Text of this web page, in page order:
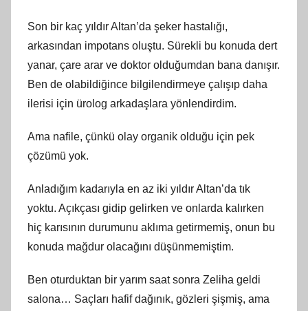
Son bir kaç yıldır Altan’da şeker hastalığı,
arkasından impotans oluştu. Sürekli bu konuda dert
yanar, çare arar ve doktor olduğumdan bana danışır.
Ben de olabildiğince bilgilendirmeye çalışıp daha
ilerisi için ürolog arkadaşlara yönlendirdim.
Ama nafile, çünkü olay organik olduğu için pek
çözümü yok.
Anladığım kadarıyla en az iki yıldır Altan’da tık
yoktu. Açıkçası gidip gelirken ve onlarda kalırken
hiç karısının durumunu aklıma getirmemiş, onun bu
konuda mağdur olacağını düşünmemiştim.
Ben oturduktan bir yarım saat sonra Zeliha geldi
salona… Saçları hafif dağınık, gözleri şişmiş, ama